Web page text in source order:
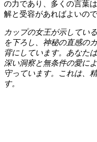
の力であり、多くの言葉
解と受容があればよいので
カップの女王が示して
を下ろし、神秘の直感の
背にしています。あなた
深い洞察と無条件の愛に
守っています。これは、
す。